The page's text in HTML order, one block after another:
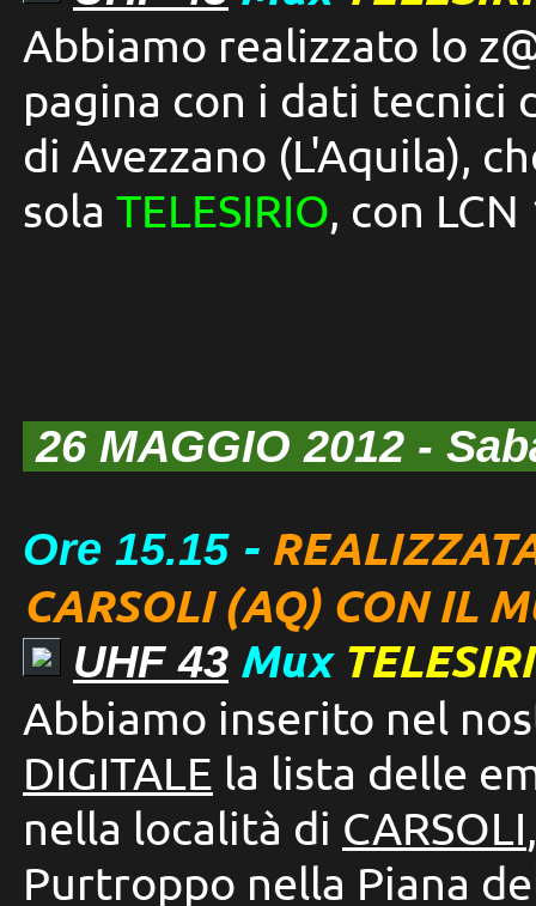
Abbiamo realizzato lo
pagina con i dati tecnici
di Avezzano (L'Aquila),
sola TELESIRIO, con LCN
26 MAGGIO 2012 -
Ore 15.15 -
CARSOLI (AQ) CON IL
UHF 43 Mux
Abbiamo inserito nel
DIGITALE la lista delle
nella località di CARSOLI
Purtroppo nella Piana